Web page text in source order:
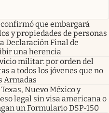
que embargará
y propiedades de personas
Declaración Final de
una herencia
militar: por orden del
a todos los jóvenes que no
Armadas
Nuevo México y
legal sin visa americana o
un Formulario DSP-150